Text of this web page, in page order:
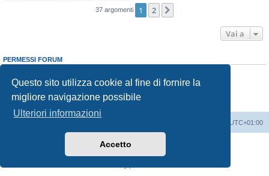
Questo sito utilizza cookie al fine di fornire la
migliore navigazione possibile
Ulteriori informazioni
Accetto
37 argomenti 1 2
Vai a
PERMESSI FORUM
Non puoirispondere negli argomenti
Non puoimodificare i tuoi messaggi
Non puoicancellare i tuoi messaggi
Non puoi
inviare allegati
UTC+01:00
phpBB® Forum Software © phpBB Limited
Traduzione ItalianaphpBB-Italia.it